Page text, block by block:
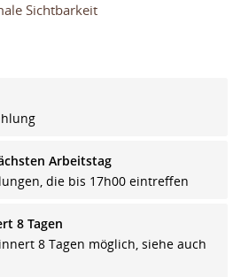
Sichtbarkeit
Arbeitstag
die bis 17h00 eintreffen
8 Tagen
8 Tagen möglich, siehe auch